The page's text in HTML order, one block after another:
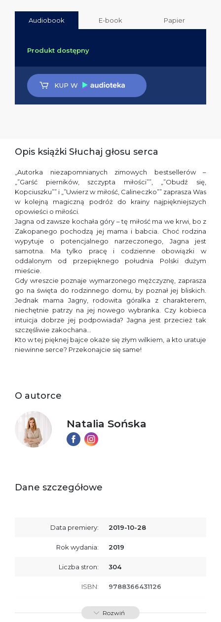
Audiobook E-book Papier
Produkt dostępny
KUP W
Opis książki Słuchaj głosu serca
„Autorka niezapomnianych zimowych bestsellerów –
„”Garść pierników, szczypta miłości””, „”Obudź się,
Kopciuszku”” i „”Uwierz w miłość, Calineczko”” zaprasza Was
w kolejną magiczną podróż do krainy najpiękniejszych
opowieści o miłości.
Jagna od zawsze kochała góry – tę miłość ma we krwi, bo z
Zakopanego pochodzą jej mama i babcia. Choć rodzina
wypytuje o potencjalnego narzeczonego, Jagna jest
samotna. Ma tylko pracę i codzienne obowiązki w
oddalonym od przepięknego południa Polski dużym
mieście.
Gdy wreszcie poznaje wymarzonego mężczyznę, zaprasza
go na święta do rodzinnego domu, by poznał jej bliskich.
Jednak mama Jagny, rodowita góralka z charakterem,
niechętnie patrzy na jej nowego wybranka. Czy kobieca
intuicja dobrze jej podpowiada? Jagna jest przecież tak
szczęśliwie zakochana…
Kto w tej pięknej bajce okaże się złym wilkiem, a kto uratuje
niewinne serce? Przekonajcie się same!
O autorce
Natalia Sońska
Dane szczegółowe
Data premiery: 2019-10-28
Rok wydania: 2019
Liczba stron: 304
ISBN: 9788366431126
Producent / Osoby
odpowiedzialne za
Wydawnictwo Poznańskie
Sp. z o.o.
Rozwiń